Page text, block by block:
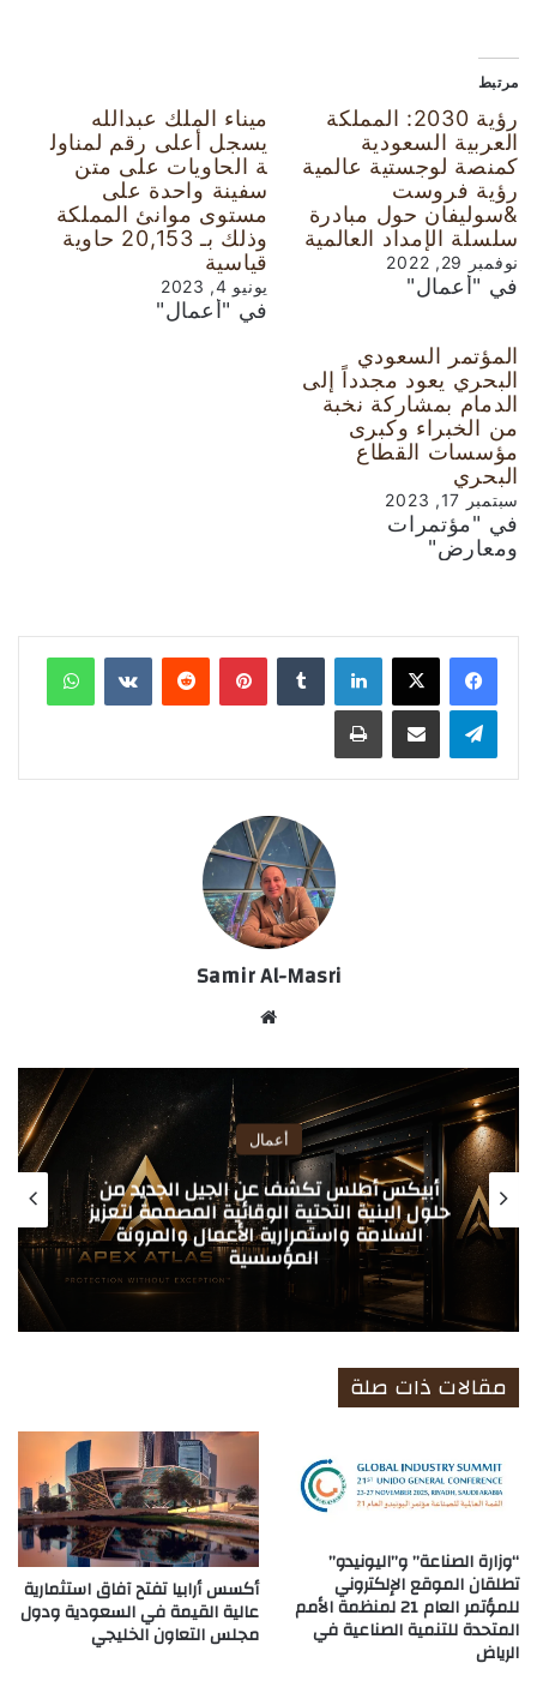
مرتبط
رؤية 2030: المملكة
العربية السعودية
كمنصة لوجستية عالمية
رؤية فروست
&سوليفان حول مبادرة
سلسلة الإمداد العالمية
نوفمبر 29, 2022
في "أعمال"
ميناء الملك عبدالله
يسجل أعلى رقم لمناول
ة الحاويات على متن
سفينة واحدة على
مستوى موانئ المملكة
وذلك بـ 20,153 حاوية
قياسية
يونيو 4, 2023
في "أعمال"
المؤتمر السعودي
البحري يعود مجدداً إلى
الدمام بمشاركة نخبة
من الخبراء وكبرى
مؤسسات القطاع
البحري
سبتمبر 17, 2023
في "مؤتمرات
ومعارض"
لينكدإن بينتيريست
Samir Al-Masri
الوي
ب
أعمال
أبيكس أطلس تكشف عن الجيل الجديد من
حلول البنية التحتية الوقائية المصممة لتعزيز
السلامة واستمرارية الأعمال والمرونة
المؤسسية
مقالات ذات صلة
“وزارة الصناعة” و”اليونيدو”
تطلقان الموقع الإلكتروني
للمؤتمر العام 21 لمنظمة الأمم
المتحدة للتنمية الصناعية في
الرياض
أكسس أرابيا تفتح آفاق استثمارية
عالية القيمة في السعودية ودول
مجلس التعاون الخليجي